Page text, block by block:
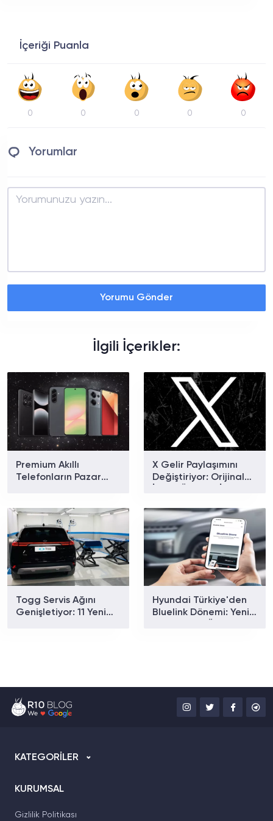
İçeriği Puanla
0 0 0 0 0
Yorumlar
Yorumu Gönder
İlgili İçerikler:
Premium Akıllı
Telefonların Pazar
X Gelir Paylaşımını
Değiştiriyor: Orijinal
Togg Servis Ağını
Genişletiyor: 11 Yeni
Hyundai Türkiye'den
Bluelink Dönemi: Yeni
KATEGORİLER
KURUMSAL
Gizlilik Politikası